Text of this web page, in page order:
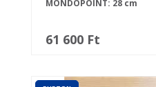
MONDOPOINT: 28 cm
61 600 Ft